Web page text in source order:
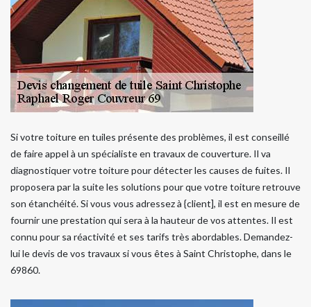
Si votre toiture en tuiles présente des problèmes, il est conseillé
de faire appel à un spécialiste en travaux de couverture. Il va
diagnostiquer votre toiture pour détecter les causes de fuites. Il
proposera par la suite les solutions pour que votre toiture retrouve
son étanchéité. Si vous vous adressez à {client], il est en mesure de
fournir une prestation qui sera à la hauteur de vos attentes. Il est
connu pour sa réactivité et ses tarifs très abordables. Demandez-
lui le devis de vos travaux si vous êtes à Saint Christophe, dans le
69860.